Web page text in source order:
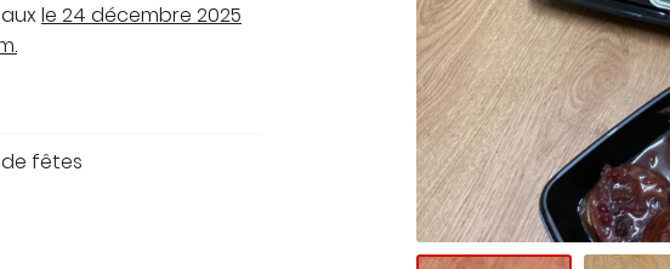
le 24 décembre 2025
fêtes